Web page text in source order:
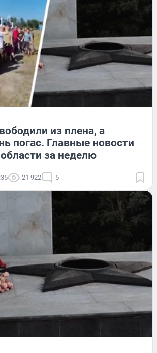
из плена, а
погас. Главные новости
за неделю
21 922 5